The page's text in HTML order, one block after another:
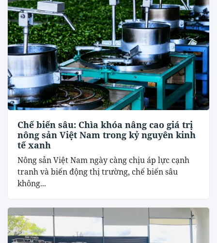
Chế biến sâu: Chìa khóa nâng cao giá trị
nông sản Việt Nam trong kỷ nguyên kinh
tế xanh
Nông sản Việt Nam ngày càng chịu áp lực cạnh
tranh và biến động thị trường, chế biến sâu
không...